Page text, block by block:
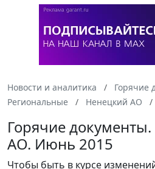
Новости и аналитика
Горячие
Региональные
Ненецкий АО
Горячие
АО. Июнь 2015
Чтобы быть в курсе